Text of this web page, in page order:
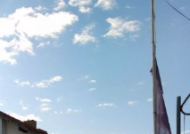
Skip to navigation